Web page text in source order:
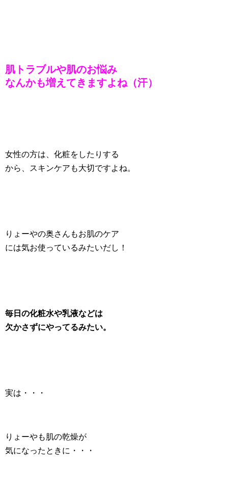
肌トラブルや肌のお悩み
なんかも増えてきますよね（汗）
女性の方は、化粧をしたりする
から、スキンケアも大切ですよね。
りょーやの奥さんもお肌のケア
には気お使っているみたいだし！
毎日の化粧水や乳液などは
欠かさずにやってるみたい。
実は・・・
りょーやも肌の乾燥が
気になったときに・・・